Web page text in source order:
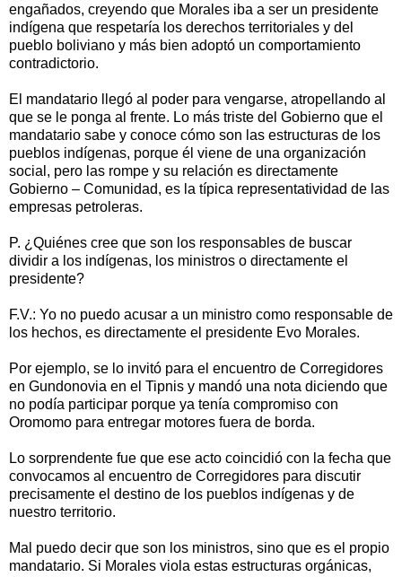
engañados, creyendo que Morales iba a ser un presidente
indígena que respetaría los derechos territoriales y del
pueblo boliviano y más bien adoptó un comportamiento
contradictorio.
El mandatario llegó al poder para vengarse, atropellando al
que se le ponga al frente. Lo más triste del Gobierno que el
mandatario sabe y conoce cómo son las estructuras de los
pueblos indígenas, porque él viene de una organización
social, pero las rompe y su relación es directamente
Gobierno – Comunidad, es la típica representatividad de las
empresas petroleras.
P. ¿Quiénes cree que son los responsables de buscar
dividir a los indígenas, los ministros o directamente el
presidente?
F.V.: Yo no puedo acusar a un ministro como responsable de
los hechos, es directamente el presidente Evo Morales.
Por ejemplo, se lo invitó para el encuentro de Corregidores
en Gundonovia en el Tipnis y mandó una nota diciendo que
no podía participar porque ya tenía compromiso con
Oromomo para entregar motores fuera de borda.
Lo sorprendente fue que ese acto coincidió con la fecha que
convocamos al encuentro de Corregidores para discutir
precisamente el destino de los pueblos indígenas y de
nuestro territorio.
Mal puedo decir que son los ministros, sino que es el propio
mandatario. Si Morales viola estas estructuras orgánicas,